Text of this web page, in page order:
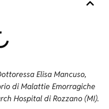
Elisa Mancuso,
di Malattie Emorragiche
Hospital di Rozzano (MI).